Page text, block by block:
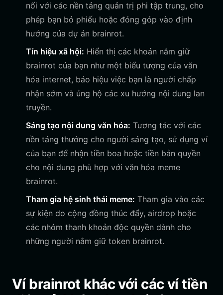
nối với các nền tảng quản trị phi tập trung, cho
phép bạn bỏ phiếu hoặc đóng góp vào định
hướng của dự án brainrot.
Tín hiệu xã hội: Hiển thị các khoản nắm giữ
brainrot của bạn như một biểu tượng của văn
hóa internet, báo hiệu việc bạn là người chấp
nhận sớm và ủng hộ các xu hướng nội dung lan
truyền.
Sáng tạo nội dung văn hóa: Tương tác với các
nền tảng thưởng cho người sáng tạo, sử dụng ví
của bạn để nhận tiền boa hoặc tiền bản quyền
cho nội dung phù hợp với văn hóa meme
brainrot.
Tham gia hệ sinh thái meme: Tham gia vào các
sự kiện do cộng đồng thúc đẩy, airdrop hoặc
các nhóm thanh khoản độc quyền dành cho
những người nắm giữ token brainrot.
Ví brainrot khác với các ví tiền